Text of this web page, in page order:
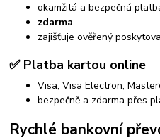
okamžitá a bezpečná
zdarma
zajišťuje ověřený
✅ Platba kartou online
Visa, Visa Electron,
bezpečně a zdarma přes
Rychlé bankovní